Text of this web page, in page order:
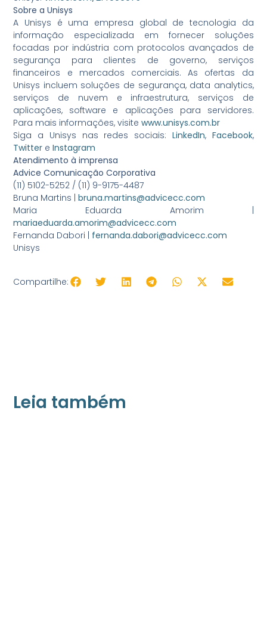
Sobre a Unisys
A Unisys é uma empresa global de tecnologia da
informação especializada em fornecer soluções
focadas por indústria com protocolos avançados de
segurança para clientes de governo, serviços
financeiros e mercados comerciais. As ofertas da
Unisys incluem soluções de segurança, data analytics,
serviços de nuvem e infraestrutura, serviços de
aplicações, software e aplicações para servidores.
Para mais informações, visitewww.unisys.com.br
Siga a Unisys nas redes sociais: LinkedIn, Facebook,
Twitter eInstagram
Atendimento à imprensa
Advice Comunicação Corporativa
(11) 5102-5252 / (11) 9-9175-4487
Bruna Martins |bruna.martins@advicecc.com
Maria Eduarda Amorim |
mariaeduarda.amorim@advicecc.com
Fernanda Dabori | fernanda.dabori@advicecc.com
Unisys
Compartilhe:
Leia também